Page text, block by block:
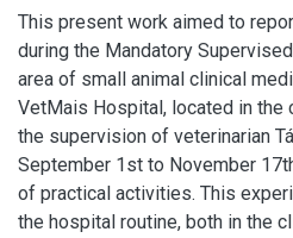
This present work aimed to
during the Mandatory
area of small animal clinical
VetMais Hospital, located in the
the supervision of veterinarian
September 1st to November
of practical activities. This
the hospital routine, both in the